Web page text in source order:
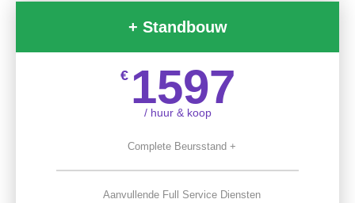
+ Standbouw
€ 1597
/ huur & koop
Complete Beursstand +
Aanvullende Full Service Diensten